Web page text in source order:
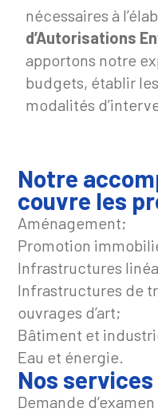
nécessaires à
d’Autorisations
apportons notre
budgets, établir
modalités
Notre
couvre les
Aménagement;
Promotion
Infrastructures
Infrastructures de
ouvrages d’art;
Bâtiment et
Eau et énergie.
Nos services
Demande